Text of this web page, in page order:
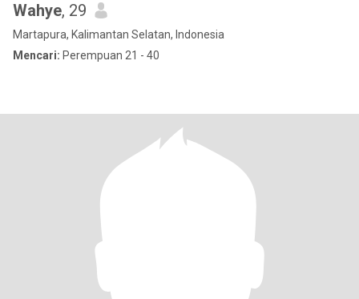
Wahye, 29
Martapura, Kalimantan Selatan, Indonesia
Mencari: Perempuan 21 - 40